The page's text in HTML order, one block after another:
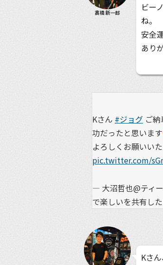
髙橋 新一郎
ビー
ね。
安全
あり
Kさん #ジョグ ご
功だったと思います
よろしくお願いいた
pic.twitter.com/
— 大沼哲也@ティ
で楽しいを共有し
Kさ